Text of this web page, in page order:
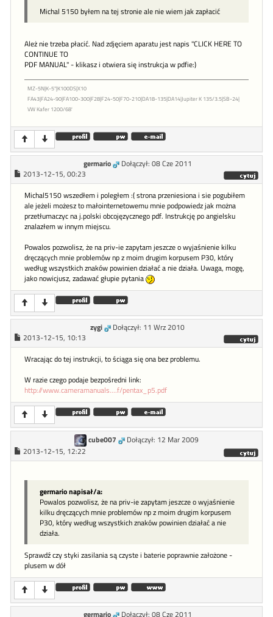
Michal 5150 byłem na tej stronie ale nie wiem jak zapłacić
Ależ nie trzeba płacić. Nad zdjęciem aparatu jest napis "CLICK HERE TO
CONTINUE TO
PDF MANUAL" - klikasz i otwiera się instrukcja w pdfie:)
MZ-5N|K-5"|K100DS|X10
FA43|FA24-90|FA100-300|F28|F24-50|F70-210|DA18-135|DA14|Jupiter K 135/3.5|SB-24|
VW Kafer 1200/68'
germario
Dołączył: 08 Cze 2011
2013-12-15, 00:23
Michal5150 wszedłem i poległem :( strona przeniesiona i sie pogubiłem
ale jeżeli możesz to małointernetowemu mnie podpowiedz jak można
przetłumaczyc na j.polski obcojęzycznego pdf. Instrukcję po angielsku
znalazłem w innym miejscu.
Powalos pozwolisz, że na priv-ie zapytam jeszcze o wyjaśnienie kilku
dręczących mnie problemów np z moim drugim korpusem P30, który
według wszystkich znaków powinien działać a nie działa. Uwaga, mogę,
jako nowicjusz, zadawać głupie pytania
zygi
Dołączył: 11 Wrz 2010
2013-12-15, 10:13
Wracając do tej instrukcji, to ściąga się ona bez problemu.
W razie czego podaje bezpośredni link:
http://www.cameramanuals....f/pentax_p5.pdf
cube007
Dołączył: 12 Mar 2009
2013-12-15, 12:22
germario napisał/a:
Powalos pozwolisz, że na priv-ie zapytam jeszcze o wyjaśnienie
kilku dręczących mnie problemów np z moim drugim korpusem
P30, który według wszystkich znaków powinien działać a nie
działa.
Sprawdź czy styki zasilania są czyste i baterie poprawnie założone -
plusem w dół
germario Dołączył: 08 Cze 2011